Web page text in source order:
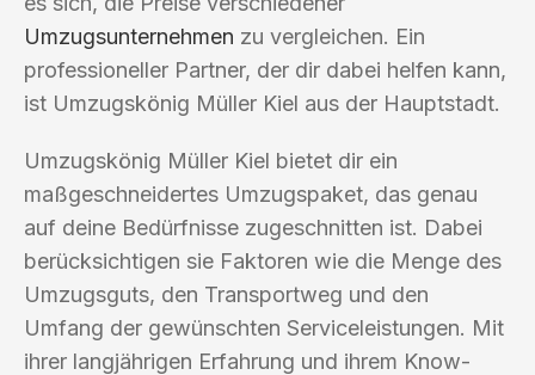
Umzugsunternehmen zu vergleichen. Ein
professioneller Partner, der dir dabei helfen kann,
ist Umzugskönig Müller Kiel aus der Hauptstadt.
Umzugskönig Müller Kiel bietet dir ein
maßgeschneidertes Umzugspaket, das genau
auf deine Bedürfnisse zugeschnitten ist. Dabei
berücksichtigen sie Faktoren wie die Menge des
Umzugsguts, den Transportweg und den
Umfang der gewünschten Serviceleistungen. Mit
ihrer langjährigen Erfahrung und ihrem Know-